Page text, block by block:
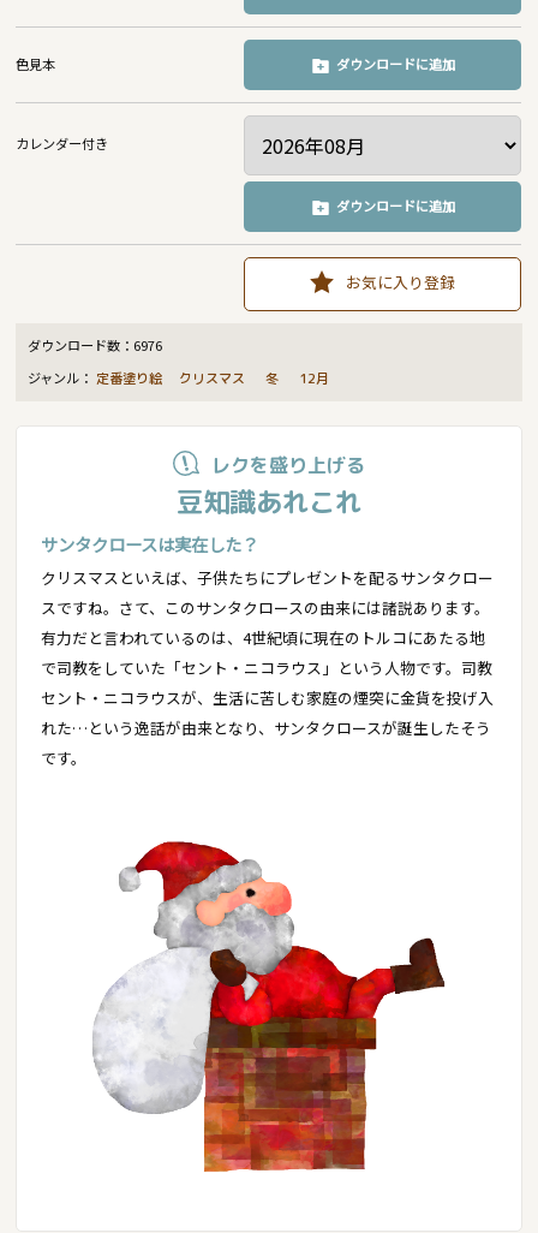
色見本 ダウンロードに追加
カレンダー付き
ダウンロードに追加
お気に入り登録
ダウンロード数： 6976
ジャンル： 定番塗り絵 クリスマス 冬 12月
レクを盛り上げる
豆知識あれこれ
サンタクロースは実在した？
クリスマスといえば、子供たちにプレゼントを配るサンタクロー
スですね。さて、このサンタクロースの由来には諸説あります。
有力だと言われているのは、4世紀頃に現在のトルコにあたる地
で司教をしていた「セント・ニコラウス」という人物です。司教
セント・ニコラウスが、生活に苦しむ家庭の煙突に金貨を投げ入
れた…という逸話が由来となり、サンタクロースが誕生したそう
です。